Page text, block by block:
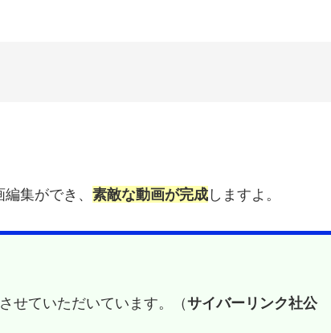
集ができ、 素敵な動画が完成しますよ。
させていただいています。（サイバーリンク社公